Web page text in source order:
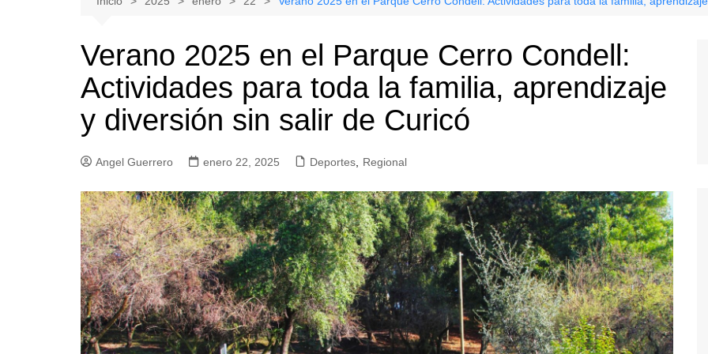
Tenis
Boxeo
Gimnasia
Licantén
Romeral
Sagrada Familia
Verano 2025 en el Parque Cerro Condell:
Actividades para toda la familia, aprendizaje
y diversión sin salir de Curicó
Angel Guerrero enero 22, 2025 Deportes, Regional